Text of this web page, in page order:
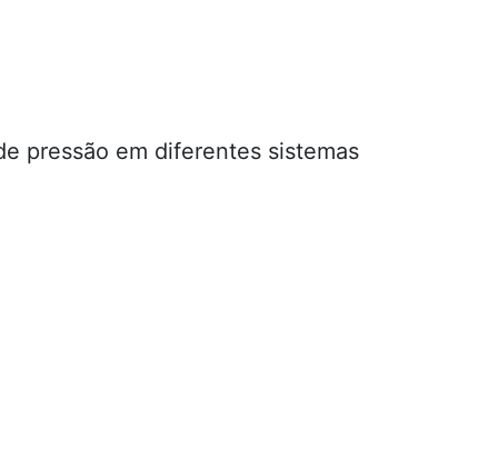
pressão em diferentes sistemas